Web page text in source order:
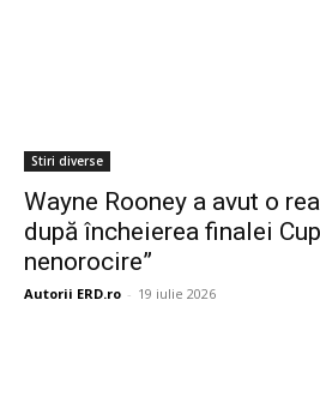
Stiri diverse
Wayne Rooney a avut o
după încheierea finalei
nenorocire”
Autorii ERD.ro - 19 iulie 2026